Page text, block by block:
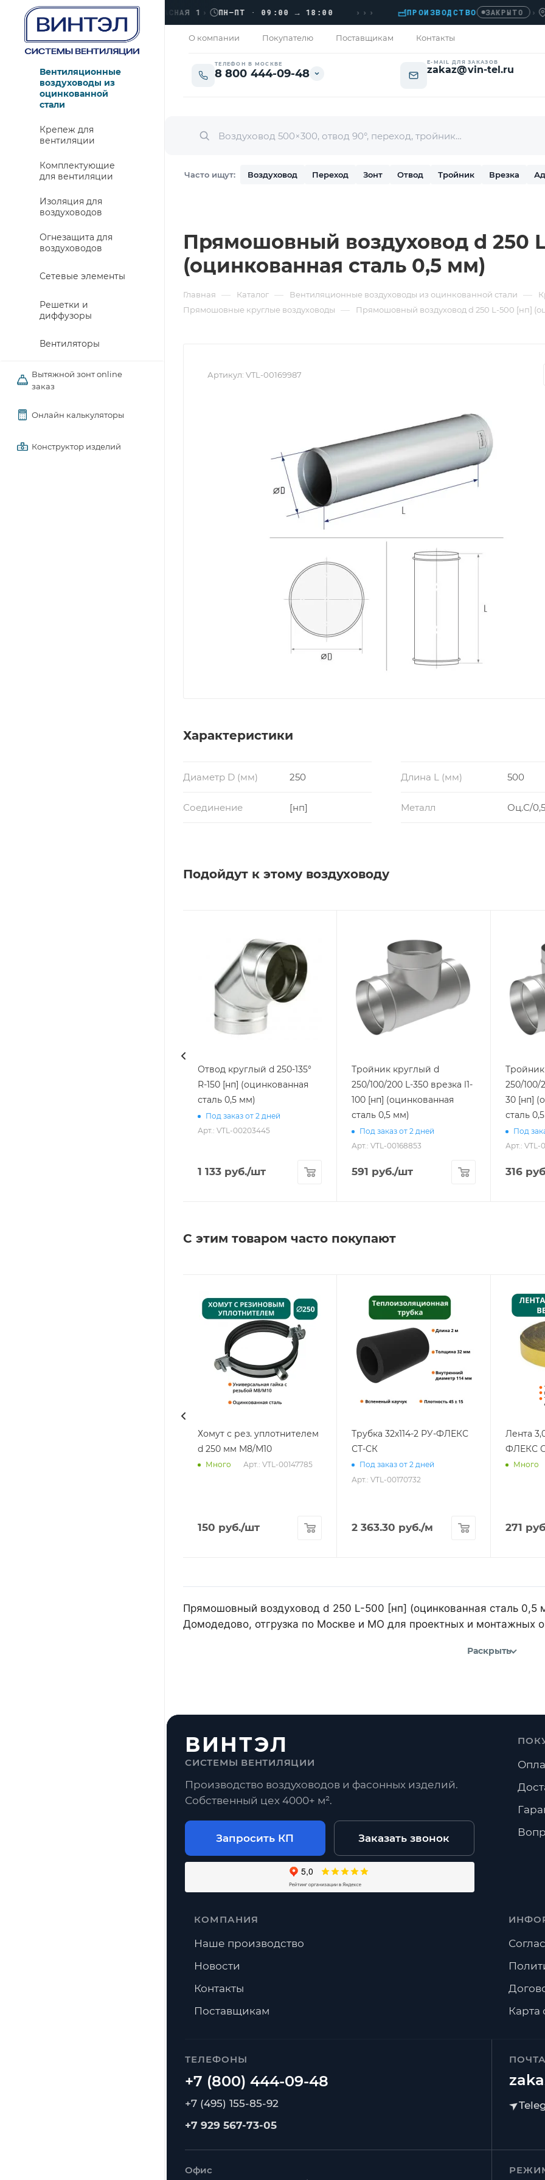
› ЛЮБЕРЦЫ, УЛ. КРАСНАЯ 1› ПН–ПТ · 09:00 → 18:00 ››› ПРОИЗВОДСТВО ЗАКРЫТО ›
О компании Покупателю Поставщикам Контакты
ТЕЛЕФОН В МОСКВЕ
8 800 444-09-48
E-MAIL ДЛЯ ЗАКАЗОВ
zakaz@vin-tel.ru
Часто ищут: Воздуховод Переход Зонт Отвод Тройник Врезка
Вентиляционные
воздуховоды из
оцинкованной
стали
Крепеж для
вентиляции
Комплектующие
для вентиляции
Изоляция для
воздуховодов
Огнезащита для
воздуховодов
Сетевые элементы
Решетки и
диффузоры
Вентиляторы
Вытяжной зонт online
заказ
Онлайн калькуляторы
Конструктор изделий
Прямошовный воздуховод d 250
(оцинкованная сталь 0,5 мм)
Главная — Каталог — Вентиляционные воздуховоды из оцинкованной стали —
Прямошовные круглые воздуховоды
— Прямошовный воздуховод d 250 L-500 [нп]
Артикул: VTL-00169987
Характеристики
Диаметр D (мм) 250 Длина L (мм) 500
Соединение [нп] Металл Оц.С/
Подойдут к этому воздуховоду
Отвод круглый d 250-135°
R-150 [нп] (оцинкованная
сталь 0,5 мм)
Под заказ от 2 дней
Арт.: VTL-00203445
1 133 руб./шт
Тройник круглый d
250/100/200 L-350 врезка l1-
100 [нп] (оцинкованная
сталь 0,5 мм)
Под заказ от 2 дней
Арт.: VTL-00168853
591 руб./шт
250/100/
30 [нп]
сталь
Под
Арт.: VTL-
316
С этим товаром часто покупают
Хомут с рез. уплотнителем
d 250 мм М8/М10
Много Арт.: VTL-00147785
150 руб./шт
Трубка 32х114-2 РУ-ФЛЕКС
СТ-СК
Под заказ от 2 дней
Арт.: VTL-00170732
2 363.30 руб./м
Лента
ФЛЕКС
Много
271
Прямошовный воздуховод d 250 L-500 [нп] (оцинкованная сталь
Домодедово, отгрузка по Москве и МО для проектных и монтажных
Раскрыть
ВИНТЭЛ
СИСТЕМЫ ВЕНТИЛЯЦИИ
Производство воздуховодов и фасонных изделий.
Собственный цех 4000+ м².
Запросить КП Заказать звонок
ТЕЛЕФОНЫ
+7 (495) 155-85-92
+7 929 567-73-05
Офис
КОМПАНИЯ
Наше производство
Новости
Контакты
Поставщикам
Карта